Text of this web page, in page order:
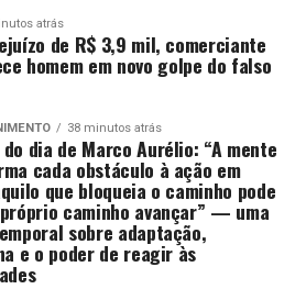
atrás
de R$ 3,9 mil, comerciante
homem em novo golpe do falso
38 minutos atrás
dia de Marco Aurélio: “A mente
cada obstáculo à ação em
que bloqueia o caminho pode
caminho avançar” — uma
sobre adaptação,
e o poder de reagir às